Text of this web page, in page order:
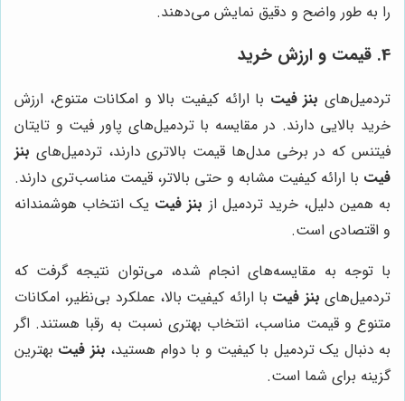
را به طور واضح و دقیق نمایش می‌دهند.
4. قیمت و ارزش خرید
تردمیل‌های بنز فیت با ارائه کیفیت بالا و امکانات متنوع، ارزش
خرید بالایی دارند. در مقایسه با تردمیل‌های پاور فیت و تایتان
فیتنس که در برخی مدل‌ها قیمت بالاتری دارند، تردمیل‌های بنز
فیت با ارائه کیفیت مشابه و حتی بالاتر، قیمت مناسب‌تری دارند.
به همین دلیل، خرید تردمیل از بنز فیت یک انتخاب هوشمندانه
و اقتصادی است.
با توجه به مقایسه‌های انجام شده، می‌توان نتیجه گرفت که
تردمیل‌های بنز فیت با ارائه کیفیت بالا، عملکرد بی‌نظیر، امکانات
متنوع و قیمت مناسب، انتخاب بهتری نسبت به رقبا هستند. اگر
به دنبال یک تردمیل با کیفیت و با دوام هستید، بنز فیت بهترین
گزینه برای شما است.